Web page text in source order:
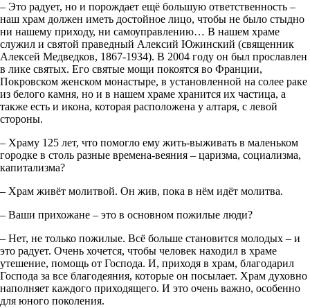
– Это радует, но и порождает ещё большую ответственность –
наш храм должен иметь достойное лицо, чтобы не было стыдно
ни нашему приходу, ни самоуправлению… В нашем храме
служил и святой праведный Алексий Южинский (священник
Алексей Медведков, 1867-1934). В 2004 году он был прославлен
в лике святых. Его святые мощи покоятся во Франции,
Покровском женском монастыре, в установленной на солее раке
из белого камня, но и в нашем храме хранится их частица, а
также есть и икона, которая расположена у алтаря, с левой
стороны.
– Храму 125 лет, что помогло ему жить-выживать в маленьком
городке в столь разные времена-веяния – царизма, социализма,
капитализма?
– Храм живёт молитвой. Он жив, пока в нём идёт молитва.
– Ваши прихожане – это в основном пожилые люди?
– Нет, не только пожилые. Всё больше становится молодых – и
это радует. Очень хочется, чтобы человек находил в храме
утешение, помощь от Господа. И, приходя в храм, благодарил
Господа за все благодеяния, которые он посылает. Храм духовно
наполняет каждого приходящего. И это очень важно, особенно
для юного поколения.